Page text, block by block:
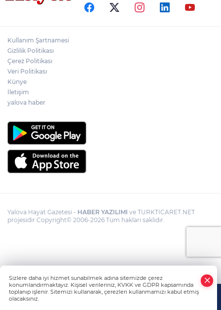
Kullanım Şartnamesi
Gizlilik Politikası
Çerez Politikası
Veri Politikası
Künye
İletişim
yalova haber
Yalova Hayat Gazetesi - HABER YAZILIMI ve TURKTICARET.NET
projesidir Copyright© 2006-2026 Tüm hakları saklıdır.
Sizlere daha iyi hizmet sunabilmek adına sitemizde çerez
konumlandırmaktayız. Kişisel verileriniz, KVKK ve GDPR kapsamında
toplanıp işlenir. Sitemizi kullanarak, çerezleri kullanmamızı kabul etmiş
olacaksınız.